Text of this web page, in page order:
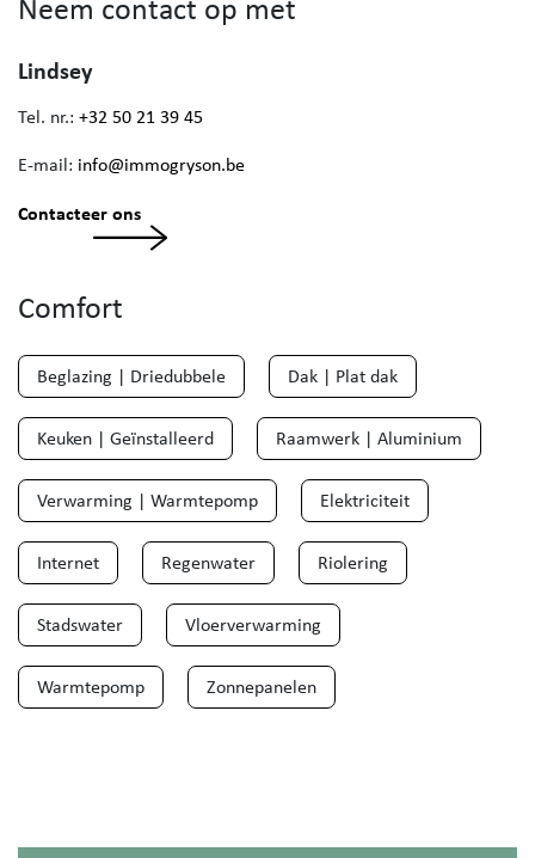
Lindsey
Tel. nr.: +32 50 21 39 45
E-mail: info@immogryson.be
Contacteer ons
Comfort
Beglazing | Driedubbele Dak | Plat dak
Keuken | Geïnstalleerd Raamwerk | Aluminium
Verwarming | Warmtepomp Elektriciteit
Internet Regenwater Riolering
Stadswater Vloerverwarming
Warmtepomp Zonnepanelen